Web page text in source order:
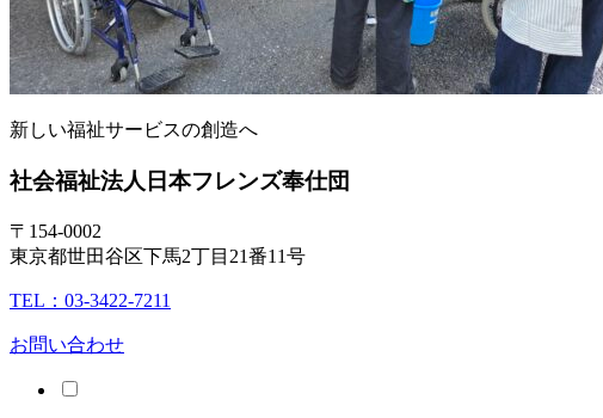
新しい福祉サービスの創造へ
社会福祉法人 日本フレンズ奉仕団
〒154-0002
東京都世田谷区下馬2丁目21番11号
TEL：03-3422-7211
お問い合わせ